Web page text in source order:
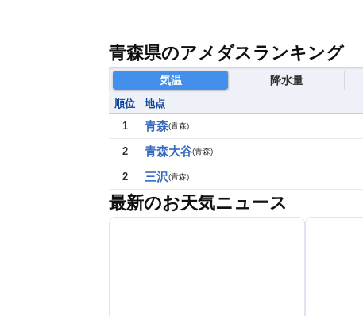
青森県のアメダスランキング
気温 降水量
順位 地点
1
青森(青森)
2 青森大谷(青森)
2 三沢(青森)
最新のお天気ニュース